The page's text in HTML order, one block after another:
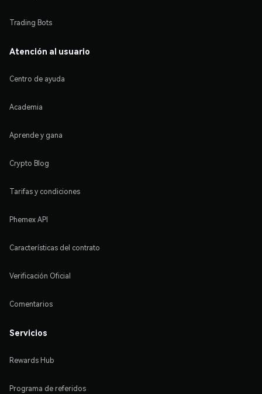
Trading Bots
Atención al usuario
Centro de ayuda
Academia
Aprende y gana
Crypto Blog
Tarifas y condiciones
Phemex API
Características del contrato
Verificación Oficial
Comentarios
Servicios
Rewards Hub
Programa de referidos